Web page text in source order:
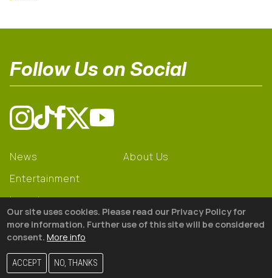
Follow Us on Social
News
Entertainment
Learning
Gear
About Us
© 2026 The18
Our site uses cookies. Please read our Privacy Policy for
more information. Further use of this site will be considered
consent. More info
ACCEPT NO, THANKS